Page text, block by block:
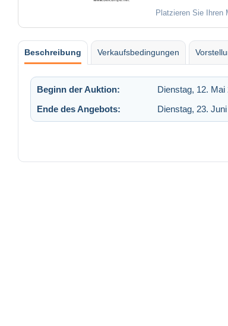
Platzieren Sie Ihren
Beschreibung Verkaufsbedingungen
Beginn der Auktion: Dienstag, 12. Mai
Ende des Angebots:
Dienstag, 23.